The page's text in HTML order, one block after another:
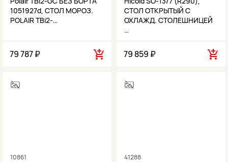
1051927d, СТОЛ МОРОЗ.
POLAIR TBi2-…
79 787 ₽
СТОЛ ОТКРЫТЫЙ С
ОХЛАЖД. СТОЛЕШНИЦЕЙ
…
79 859 ₽
10861 41288